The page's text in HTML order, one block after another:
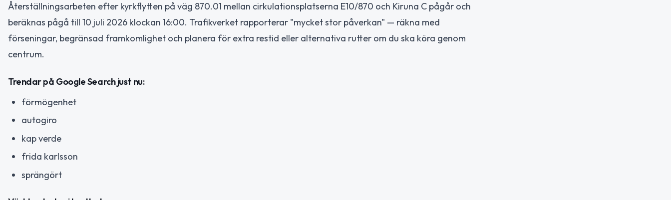
Återställningsarbeten efter kyrkflytten på väg 870.01 mellan cirkulationsplatserna E10/870 och Kiruna C pågår och
beräknas pågå till 10 juli 2026 klockan 16:00. Trafikverket rapporterar "mycket stor påverkan" — räkna med
förseningar, begränsad framkomlighet och planera för extra restid eller alternativa rutter om du ska köra genom
centrum.
Trendar på Google Search just nu:
förmögenhet
autogiro
kap verde
frida karlsson
sprängört